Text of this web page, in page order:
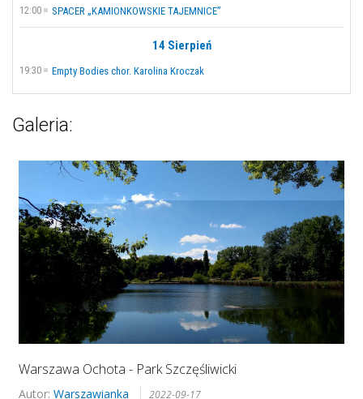
12:00 SPACER „KAMIONKOWSKIE TAJEMNICE”
14 Sierpień
19:30 Empty Bodies chor. Karolina Kroczak
Galeria:
Warszawa Ochota - Park Szczęśliwicki
Autor: Warszawianka 2022-09-17